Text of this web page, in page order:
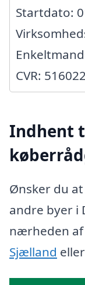
Startdato:
CVR:
Indhent
Ønsker du
andre byer i
nærheden
Sjælland eller